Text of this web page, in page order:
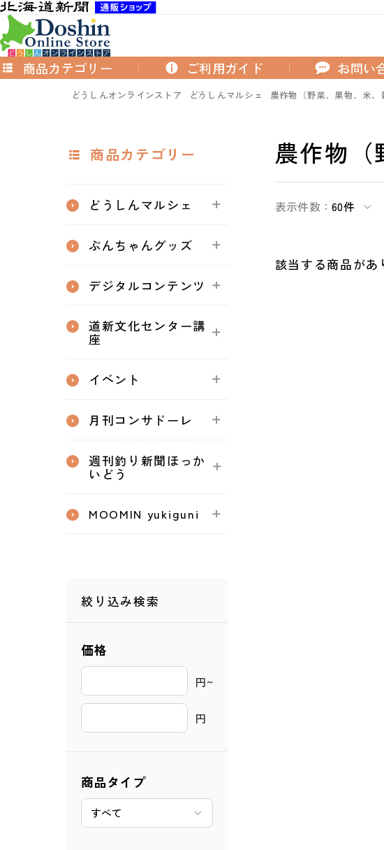
商品カテゴリー ご利用ガイド お問い
どうしんオンラインストア どうしんマルシェ 農作物（野菜、果物、米、
商品カテゴリー
どうしんマルシェ
ぶんちゃんグッズ
デジタルコンテンツ
道新文化センター講
座
イベント
月刊コンサドーレ
週刊釣り新聞ほっか
いどう
MOOMIN yukiguni
絞り込み検索
価格
円~
円
商品タイプ
農作物（
表示件数：60件
該当する商品があ